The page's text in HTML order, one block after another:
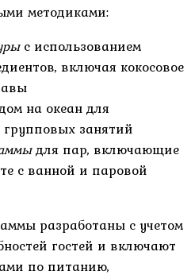
методиками:
с использованием
включая кокосовое
на океан для
занятий
для пар, включающие
с ванной и паровой
разработаны с учетом
гостей и включают
по питанию,